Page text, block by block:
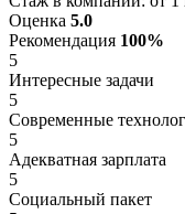
Оценка 5.0
Рекомендация 100%
5
Интересные задачи
5
Современные
5
Адекватная зарплата
5
Социальный пакет